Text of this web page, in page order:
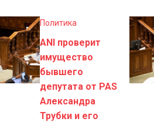
Политика
ANI проверит
имущество
бывшего
депутата от PAS
Александра
Трубки и его